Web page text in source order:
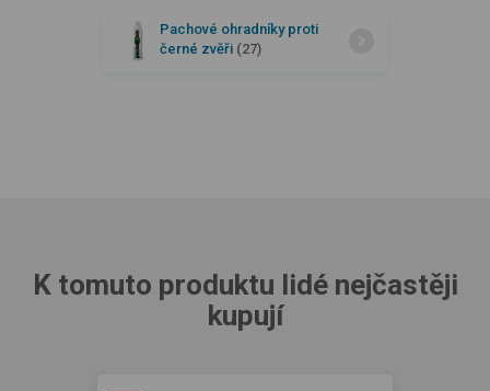
Pachové ohradníky proti
černé zvěři (27)
K tomuto produktu lidé nejčastěji
kupují